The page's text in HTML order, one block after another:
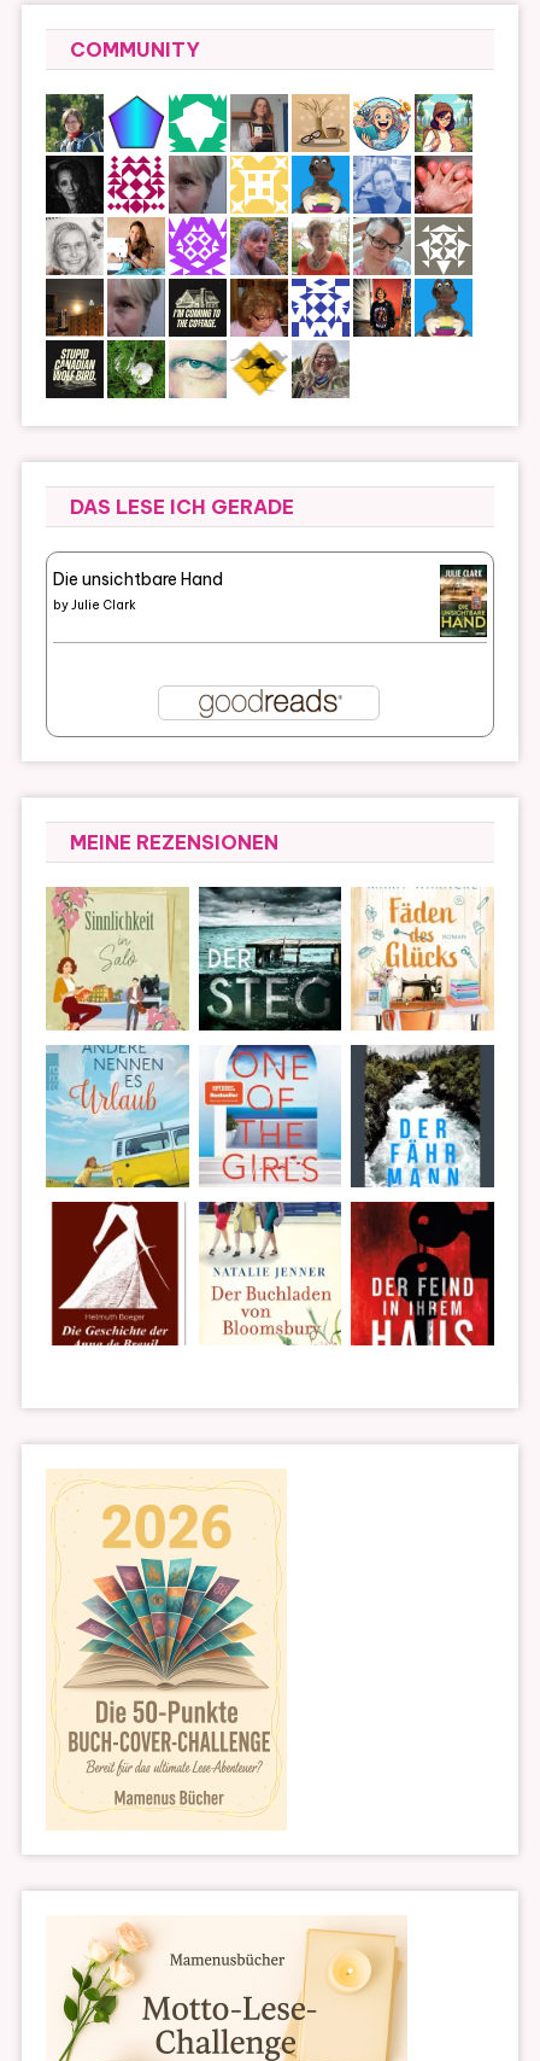
COMMUNITY
DAS LESE ICH GERADE
Die unsichtbare Hand
byJulie Clark
MEINE REZENSIONEN